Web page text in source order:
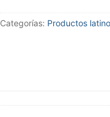
Categorías: Productos